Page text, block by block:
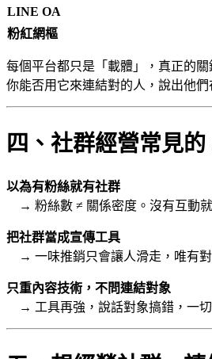
LINE OA
粉紅網樞
每個平台都只是「載體」，真正的關
你能否用它來連結對的人，說出他們
四、社群經營常見的
以為有粉絲就有社群
→ 粉絲數 ≠ 關係密度。沒有互動就
把社群當成宣傳工具
→ 一味推銷只會讓人滑走，唯有對
只重內容技術，不問連結對象
→ 工具再強，說話對象搞錯，一切